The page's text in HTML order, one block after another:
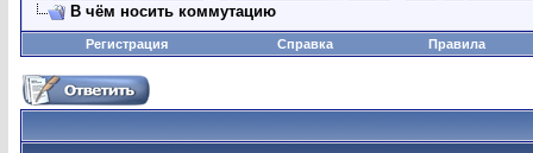
В чём носить коммутацию
Регистрация Справка Правила